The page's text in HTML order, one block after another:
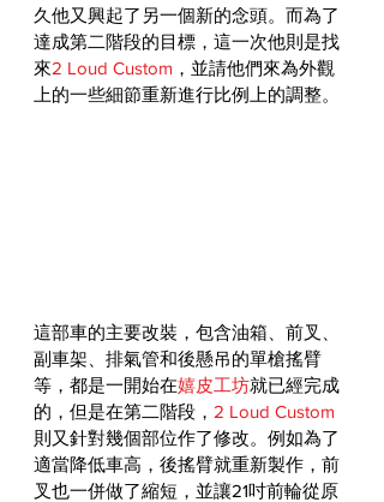
久他又興起了另一個新的念頭。而為了
達成第二階段的目標，這一次他則是找
來2 Loud Custom ，並請他們來為外觀
上的一些細節重新進行比例上的調整。
這部車的主要改裝，包含油箱、前叉、
副車架、排氣管和後懸吊的單槍搖臂
等，都是一開始在嬉皮工坊就已經完成
的，但是在第二階段， 2 Loud Custom
則又針對幾個部位作了修改。例如為了
適當降低車高，後搖臂就重新製作，前
叉也一併做了縮短，並讓21吋前輪從原